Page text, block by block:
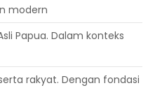
modern
Papua. Dalam konteks
rakyat. Dengan fondasi